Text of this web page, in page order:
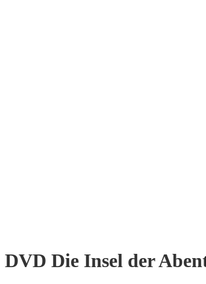
DVD Die Insel der